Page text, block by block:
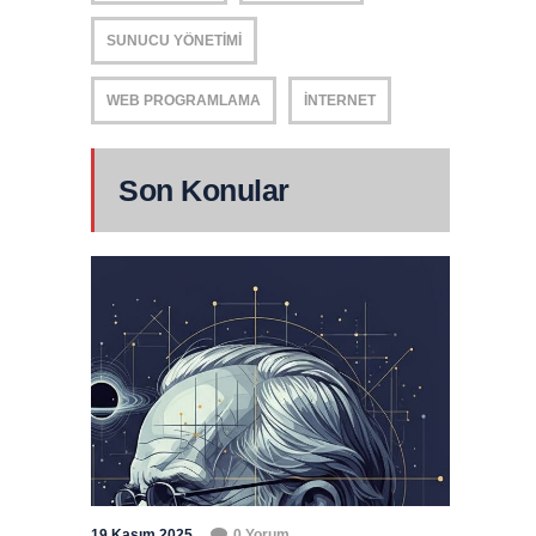
SUNUCU YÖNETIMI
WEB PROGRAMLAMA İNTERNET
Son Konular